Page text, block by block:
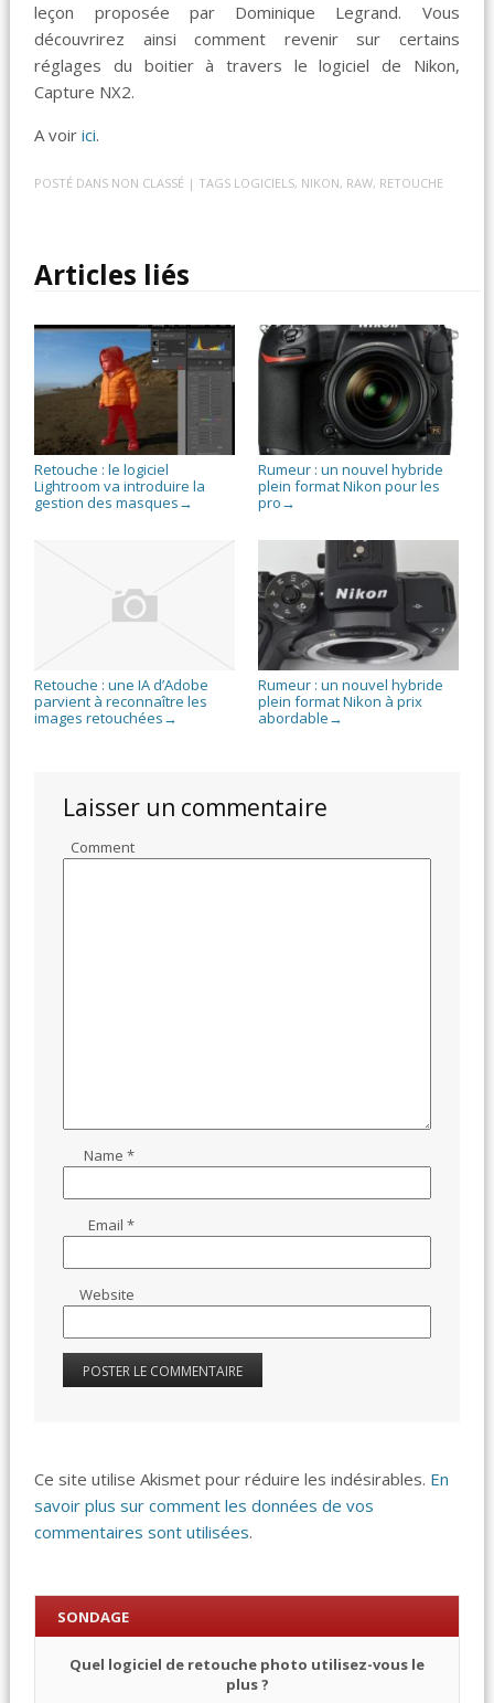
leçon proposée par Dominique Legrand. Vous
découvrirez ainsi comment revenir sur certains
réglages du boitier à travers le logiciel de Nikon,
Capture NX2.
A voirici.
POSTÉ DANS NON CLASSÉ | TAGS LOGICIELS, NIKON, RAW, RETOUCHE
Articles liés
Retouche : le logiciel
Lightroom va introduire la
gestion des masques →
Rumeur : un nouvel hybride
plein format Nikon pour les
pro →
Retouche : une IA d’Adobe
parvient à reconnaître les
images retouchées →
Rumeur : un nouvel hybride
plein format Nikon à prix
abordable →
Laisser un commentaire
Comment
Name*
Email*
Website
Ce site utilise Akismet pour réduire les indésirables. En
savoir plus sur comment les données de vos
commentaires sont utilisées.
SONDAGE
Quel logiciel de retouche photo utilisez-vous le
plus ?